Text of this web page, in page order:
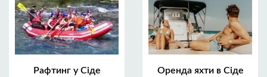
Рафтинг у Сіде Оренда яхти в Сіде